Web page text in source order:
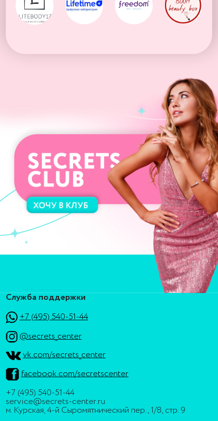
Служба поддержки
+7 (495) 540-51-44
@secrets_center
vk.com/secrets_center
facebook.com/secretscenter
+7 (495) 540-51-44
service@secrets-center.ru
м. Курская, 4-й Сыромятнический пер., 1/8, стр. 9